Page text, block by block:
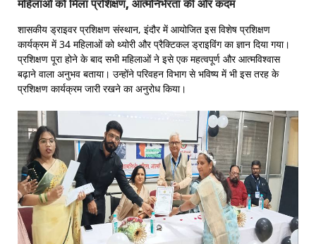
महिलाओं को मिला प्रशिक्षण, आत्मनिर्भरता की ओर कदम
शासकीय ड्राइवर प्रशिक्षण संस्थान, इंदौर में आयोजित इस विशेष प्रशिक्षण
कार्यक्रम में 34 महिलाओं को थ्योरी और प्रैक्टिकल ड्राइविंग का ज्ञान दिया गया।
प्रशिक्षण पूरा होने के बाद सभी महिलाओं ने इसे एक महत्वपूर्ण और आत्मविश्वास
बढ़ाने वाला अनुभव बताया। उन्होंने परिवहन विभाग से भविष्य में भी इस तरह के
प्रशिक्षण कार्यक्रम जारी रखने का अनुरोध किया।